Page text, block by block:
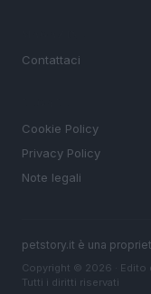
Contattaci
Cookie Policy
Privacy Policy
Note legali
petstory.it è una
Copyright © 2026 · Edito
Tutti i diritti riservati